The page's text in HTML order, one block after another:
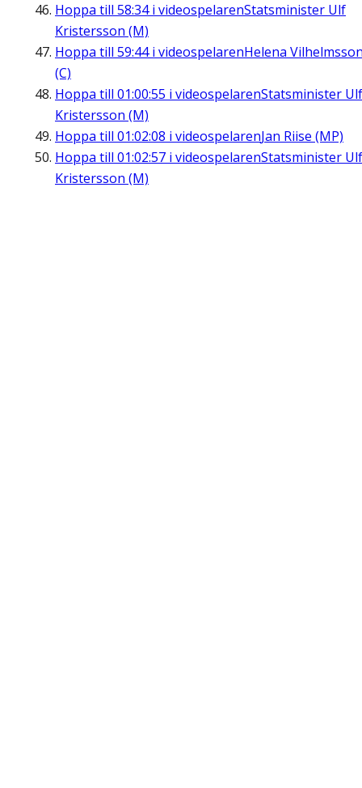
Hoppa till 58:34i videospelarenStatsminister Ulf
Kristersson (M)
Hoppa till 59:44i videospelarenHelena
(C)
Hoppa till 01:00:55 i videospelarenStatsminister Ulf
Kristersson (M)
Hoppa till 01:02:08 i videospelarenJan Riise (MP)
Hoppa till 01:02:57 i videospelarenStatsminister Ulf
Kristersson (M)